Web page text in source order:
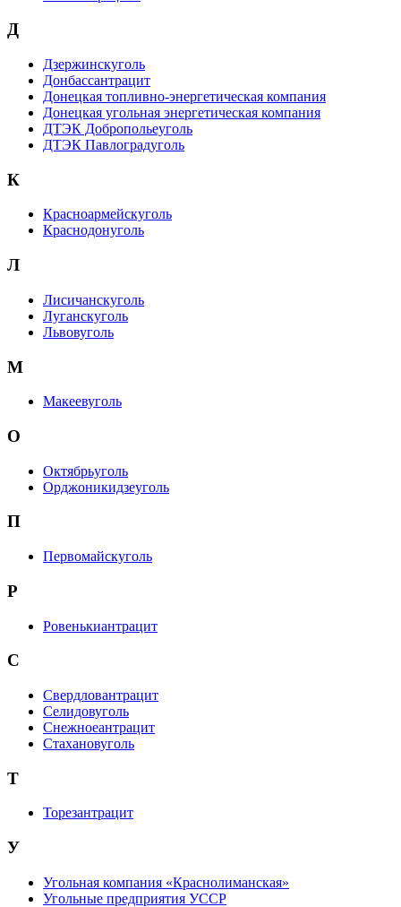
Д
Дзержинскуголь
Донбассантрацит
Донецкая топливно-энергетическая компания
Донецкая угольная энергетическая компания
ДТЭК Добропольеуголь
ДТЭК Павлоградуголь
К
Красноармейскуголь
Краснодонуголь
Л
Лисичанскуголь
Луганскуголь
Львовуголь
М
Макеевуголь
О
Октябрьуголь
Орджоникидзеуголь
П
Первомайскуголь
Р
Ровенькиантрацит
С
Свердловантрацит
Селидовуголь
Снежноеантрацит
Стахановуголь
Т
Торезантрацит
У
Угольная компания «Краснолиманская»
Угольные предприятия УССР